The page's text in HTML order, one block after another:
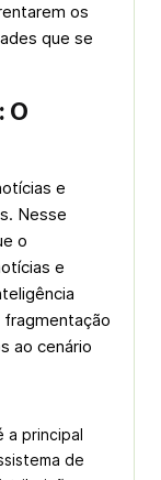
os
que se
O
e
Nesse
o
e
ao cenário
a principal
de